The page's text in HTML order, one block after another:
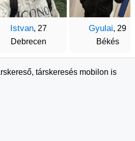
Istvan, 27
Debrecen
Gyulai, 29
Békés
társkeresés mobilon is